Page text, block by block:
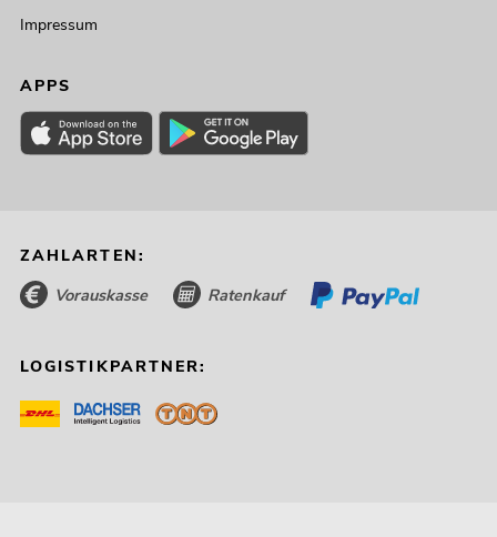
Impressum
APPS
ZAHLARTEN:
Vorauskasse Ratenkauf
LOGISTIKPARTNER: